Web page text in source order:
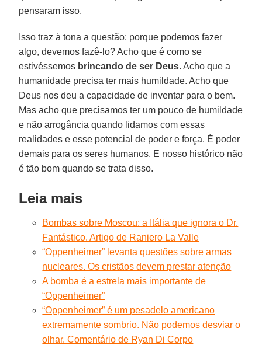
pensaram isso.
Isso traz à tona a questão: porque podemos fazer
algo, devemos fazê-lo? Acho que é como se
estivéssemos brincando de ser Deus. Acho que a
humanidade precisa ter mais humildade. Acho que
Deus nos deu a capacidade de inventar para o bem.
Mas acho que precisamos ter um pouco de humildade
e não arrogância quando lidamos com essas
realidades e esse potencial de poder e força. É poder
demais para os seres humanos. E nosso histórico não
é tão bom quando se trata disso.
Leia mais
Bombas sobre Moscou: a Itália que ignora o Dr.
Fantástico. Artigo de Raniero La Valle
“Oppenheimer” levanta questões sobre armas
nucleares. Os cristãos devem prestar atenção
A bomba é a estrela mais importante de
“Oppenheimer”
“Oppenheimer” é um pesadelo americano
extremamente sombrio. Não podemos desviar o
olhar. Comentário de Ryan Di Corpo